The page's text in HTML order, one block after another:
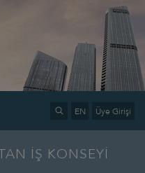
EN Üye Girişi
İŞ KONSEYİ